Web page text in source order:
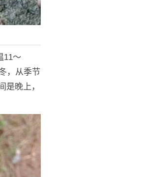
11～
，从季节
晚上，